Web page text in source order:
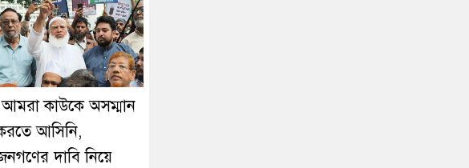
কাউকে অসম্মান
আসিনি,
দাবি নিয়ে